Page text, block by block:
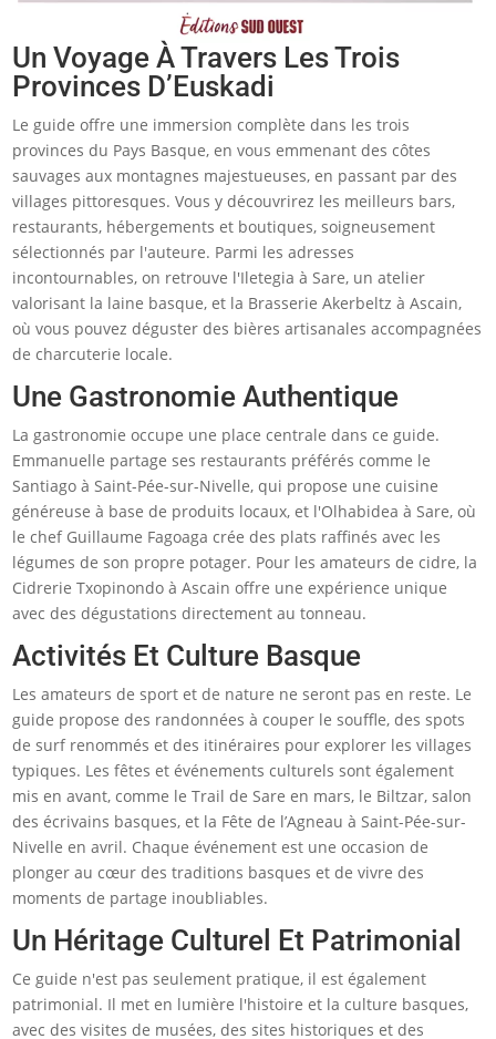
Un Voyage À Travers Les Trois
Provinces D’Euskadi
Le guide offre une immersion complète dans les trois
provinces du Pays Basque, en vous emmenant des côtes
sauvages aux montagnes majestueuses, en passant par des
villages pittoresques. Vous y découvrirez les meilleurs bars,
restaurants, hébergements et boutiques, soigneusement
sélectionnés par l'auteure. Parmi les adresses
incontournables, on retrouve l'Iletegia à Sare, un atelier
valorisant la laine basque, et la Brasserie Akerbeltz à Ascain,
où vous pouvez déguster des bières artisanales accompagnées
de charcuterie locale.
Une Gastronomie Authentique
La gastronomie occupe une place centrale dans ce guide.
Emmanuelle partage ses restaurants préférés comme le
Santiago à Saint-Pée-sur-Nivelle, qui propose une cuisine
généreuse à base de produits locaux, et l'Olhabidea à Sare, où
le chef Guillaume Fagoaga crée des plats raffinés avec les
légumes de son propre potager. Pour les amateurs de cidre, la
Cidrerie Txopinondo à Ascain offre une expérience unique
avec des dégustations directement au tonneau.
Activités Et Culture Basque
Les amateurs de sport et de nature ne seront pas en reste. Le
guide propose des randonnées à couper le souffle, des spots
de surf renommés et des itinéraires pour explorer les villages
typiques. Les fêtes et événements culturels sont également
mis en avant, comme le Trail de Sare en mars, le Biltzar, salon
des écrivains basques, et la Fête de l’Agneau à Saint-Pée-sur-
Nivelle en avril. Chaque événement est une occasion de
plonger au cœur des traditions basques et de vivre des
moments de partage inoubliables.
Un Héritage Culturel Et Patrimonial
Ce guide n'est pas seulement pratique, il est également
patrimonial. Il met en lumière l'histoire et la culture basques,
avec des visites de musées, des sites historiques et des